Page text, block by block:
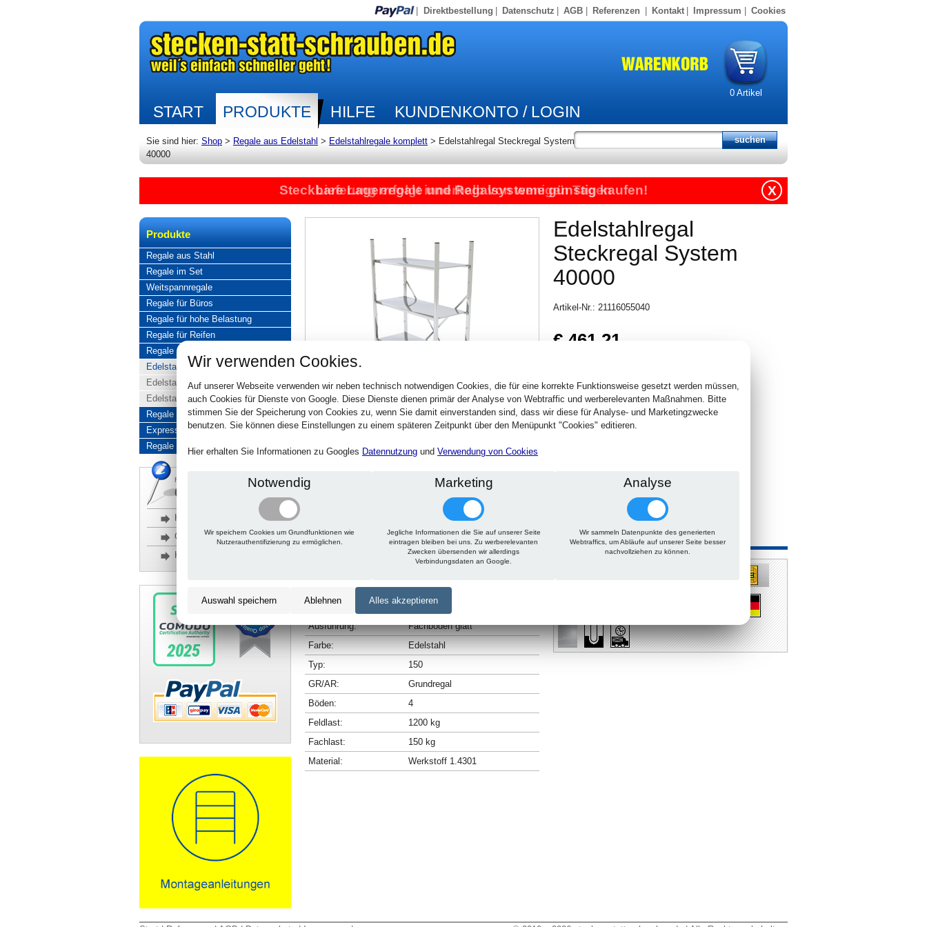
Direktbestellung Datenschutz AGB Referenzen Kontakt Impressum Cookies
0Artikel
START PRODUKTE HILFE KUNDENKONTO / LOGIN
Sie sind hier: Shop > Regale aus Edelstahl > Edelstahlregale komplett > Edelstahlregal Steckregal System
40000
Steckbare Lagerregale und Regalsysteme günstig kaufen!
Lieferung erfolgt innerhalb von wenigen Tagen X
Produkte
Regale aus Stahl
Regale im Set
Weitspannregale
Regale für Büros
Regale für hohe Belastung
Regale für Reifen
Regale aus Edelstahl
Edelstahlregale komplett
Edelstahlregal Baukasten
Edelstahlregal Kombinationen
Regale aus Aluminium
Express-Produkte
Regale Reduziert
Rückfragen, Hilfe, Bestellen?
06201 690095-0
Häufige Fragen
Glossar
Kontakt
Edelstahlregal
Steckregal System
40000
Artikel-Nr.: 21116055040
€ 461,21
Stck.
Technische Daten Beschreibung Zu diesem Artikel passt auch
400 mm
Länge:
550 mm
Ausführung:
Fachböden glatt
Farbe:
Edelstahl
Typ:
150
GR/AR:
Grundregal
Böden:
4
Feldlast:
1200 kg
Fachlast:
150 kg
Material:
Werkstoff 1.4301
Wir verwenden Cookies.
Auf unserer Webseite verwenden wir neben technisch notwendigen Cookies, die für eine korrekte Funktionsweise gesetzt werden müssen,
auch Cookies für Dienste von Google. Diese Dienste dienen primär der Analyse von Webtraffic und werberelevanten Maßnahmen. Bitte
stimmen Sie der Speicherung von Cookies zu, wenn Sie damit einverstanden sind, dass wir diese für Analyse- und Marketingzwecke
benutzen. Sie können diese Einstellungen zu einem späteren Zeitpunkt über den Menüpunkt "Cookies" editieren.
Hier erhalten Sie Informationen zu Googles Datennutzung und Verwendung von Cookies
Notwendig
Wir speichern Cookies um Grundfunktionen wie
Nutzerauthentifizierung zu ermöglichen.
Marketing
Jegliche Informationen die Sie auf unserer Seite
eintragen bleiben bei uns. Zu werberelevanten
Zwecken übersenden wir allerdings
Verbindungsdaten an Google.
Analyse
Wir sammeln Datenpunkte des generierten
Webtraffics, um Abläufe auf unserer Seite besser
nachvollziehen zu können.
Auswahl speichern Ablehnen Alles akzeptieren